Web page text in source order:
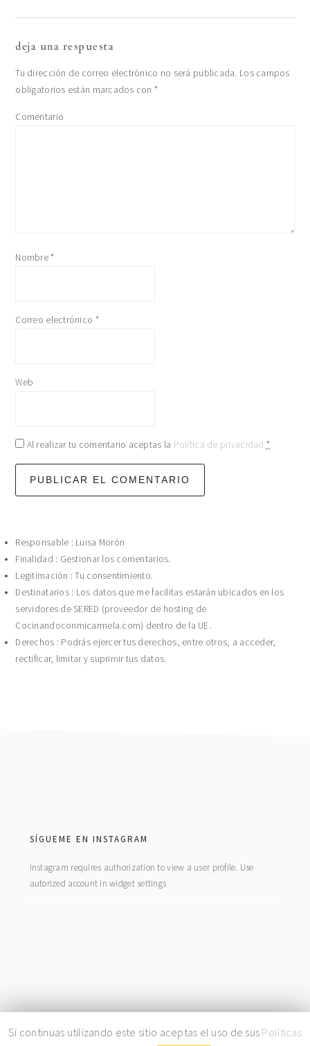
interacciones
con
los
lectores
deja una respuesta
Tu dirección de correo electrónico no será publicada. Los campos
obligatorios están marcados con *
Comentario
Nombre *
Correo electrónico *
Web
Al realizar tu comentario aceptas la Política de privacidad *
Responsable : Luisa Morón
Finalidad : Gestionar los comentarios.
Legitimación : Tu consentimiento.
Destinatarios : Los datos que me facilitas estarán ubicados en los
servidores de SERED (proveedor de hosting de
Cocinandoconmicarmela.com) dentro de la UE.
Derechos : Podrás ejercer tus derechos, entre otros, a acceder,
rectificar, limitar y suprimir tus datos.
SÍGUEME EN INSTAGRAM
Instagram requires authorization to view a user profile. Use
autorized account in widget settings
Si continuas utilizando este sitio aceptas el uso de sus Políticas